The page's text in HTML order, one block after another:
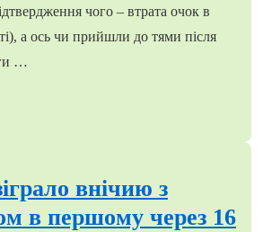
чого – втрата очок в
а ось чи прийшли до тями після
…
внічию з
в першому через 16